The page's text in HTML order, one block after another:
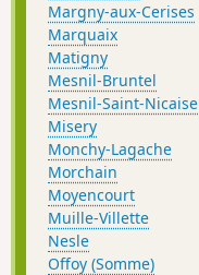
Margny-aux-Cerises
Marquaix
Matigny
Mesnil-Bruntel
Mesnil-Saint-Nicaise
Misery
Monchy-Lagache
Morchain
Moyencourt
Muille-Villette
Nesle
Offoy (Somme)